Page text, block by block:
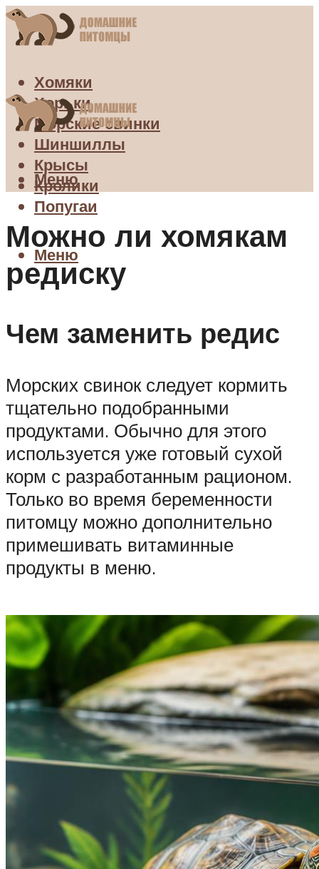
Хомяки
Хорьки
Морские свинки
Шиншиллы
Крысы
Кролики
Попугаи
Меню
Меню
Можно ли хомякам
редиску
Чем заменить редис
Морских свинок следует кормить
тщательно подобранными
продуктами. Обычно для этого
используется уже готовый сухой
корм с разработанным рационом.
Только во время беременности
питомцу можно дополнительно
примешивать витаминные
продукты в меню.